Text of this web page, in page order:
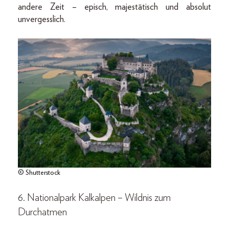
andere Zeit – episch, majestätisch und absolut
unvergesslich.
© Shutterstock
6. Nationalpark Kalkalpen – Wildnis zum
Durchatmen